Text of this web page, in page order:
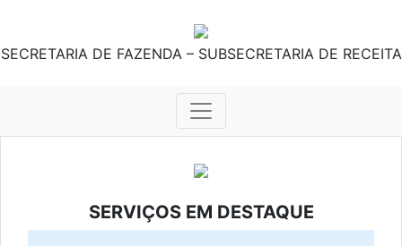
SECRETARIA DE FAZENDA – SUBSECRETARIA DE RECEITA
SERVIÇOS EM DESTAQUE